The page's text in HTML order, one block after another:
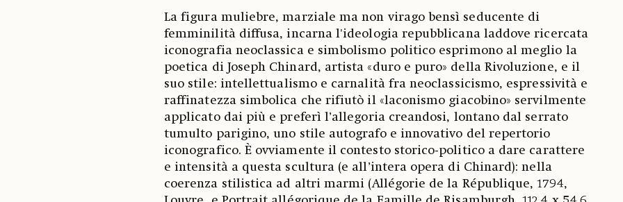
La figura muliebre, marziale ma non virago bensì seducente di
femminilità diffusa, incarna l'ideologia repubblicana laddove ricercata
iconografia neoclassica e simbolismo politico esprimono al meglio la
poetica di Joseph Chinard, artista «duro e puro» della Rivoluzione, e il
suo stile: intellettualismo e carnalità fra neoclassicismo, espressività e
raffinatezza simbolica che rifiutò il «laconismo giacobino» servilmente
applicato dai più e preferì l’allegoria creandosi, lontano dal serrato
tumulto parigino, uno stile autografo e innovativo del repertorio
iconografico. È ovviamente il contesto storico-politico a dare carattere
e intensità a questa scultura (e all’intera opera di Chinard): nella
coerenza stilistica ad altri marmi (Allégorie de la République, 1794,